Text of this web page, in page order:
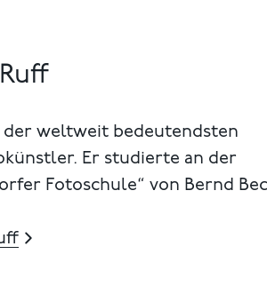
der weltweit bedeutendsten
Er studierte an der
Fotoschule“ von Bernd